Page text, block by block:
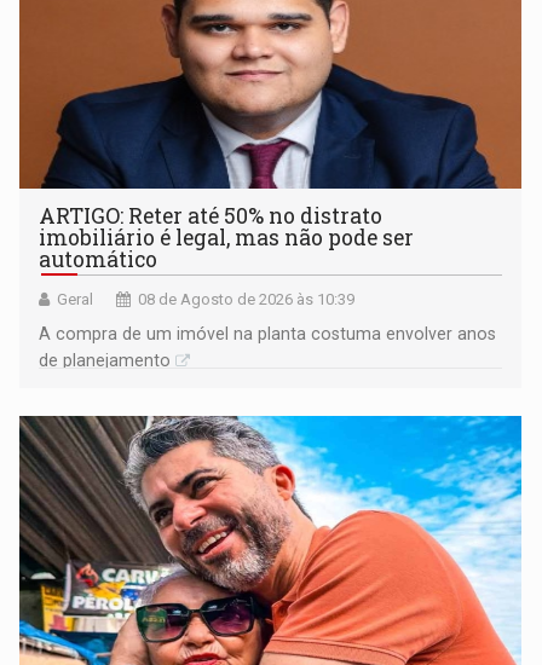
ARTIGO: Reter até 50% no distrato
imobiliário é legal, mas não pode ser
automático
Geral 08 de Agosto de 2026 às 10:39
A compra de um imóvel na planta costuma envolver anos
de planejamento